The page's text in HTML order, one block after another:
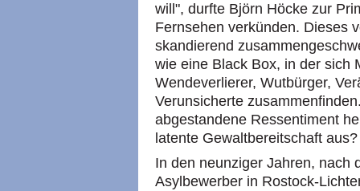
will", durfte Björn Höcke zur
Fernsehen verkünden. Dieses
skandierend
wie eine Black Box, in der sich
Wendeverlierer, Wutbürger,
Verunsicherte
abgestandene Ressentiment
latente Gewaltbereitschaft aus?
In den neunziger Jahren, nach
Asylbewerber in Rostock-